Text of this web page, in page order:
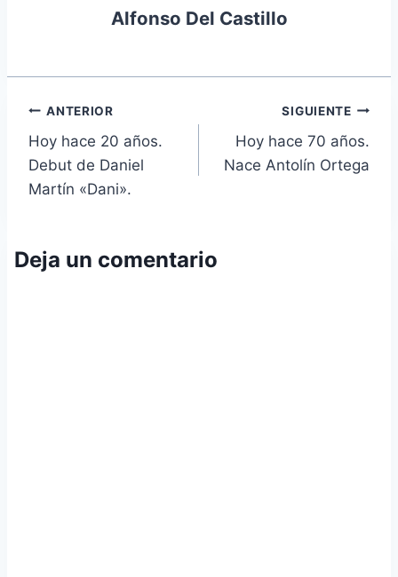
Alfonso Del Castillo
Navegación
de
entradas
ANTERIOR
Hoy hace 20 años.
Debut de Daniel
Martín «Dani».
SIGUIENTE
Hoy hace 70 años.
Nace Antolín Ortega
Deja un comentario